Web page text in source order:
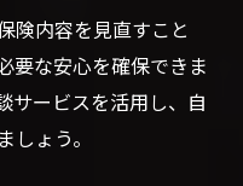
険内容を見直すこと
要な安心を確保できま
サービスを活用し、自
ょう。